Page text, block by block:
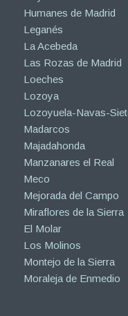
Humanes de Madrid
Leganés
La Acebeda
Las Rozas de Madrid
Loeches
Lozoya
Lozoyuela-Navas-
Madarcos
Majadahonda
Manzanares el Real
Meco
Mejorada del Campo
Miraflores de la Sierra
El Molar
Los Molinos
Montejo de la Sierra
Moraleja de Enmedio